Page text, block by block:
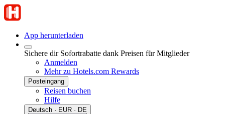
App herunterladen
Sichere dir Sofortrabatte dank Preisen für Mitglieder
Anmelden
Mehr zu Hotels.com Rewards
Posteingang
Reisen buchen
Hilfe
Deutsch · EUR · DE